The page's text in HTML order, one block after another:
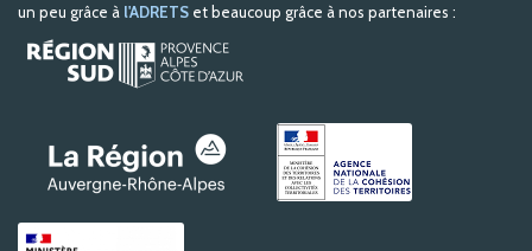
un peu grâce à l'ADRETS et beaucoup grâce à nos partenaires :